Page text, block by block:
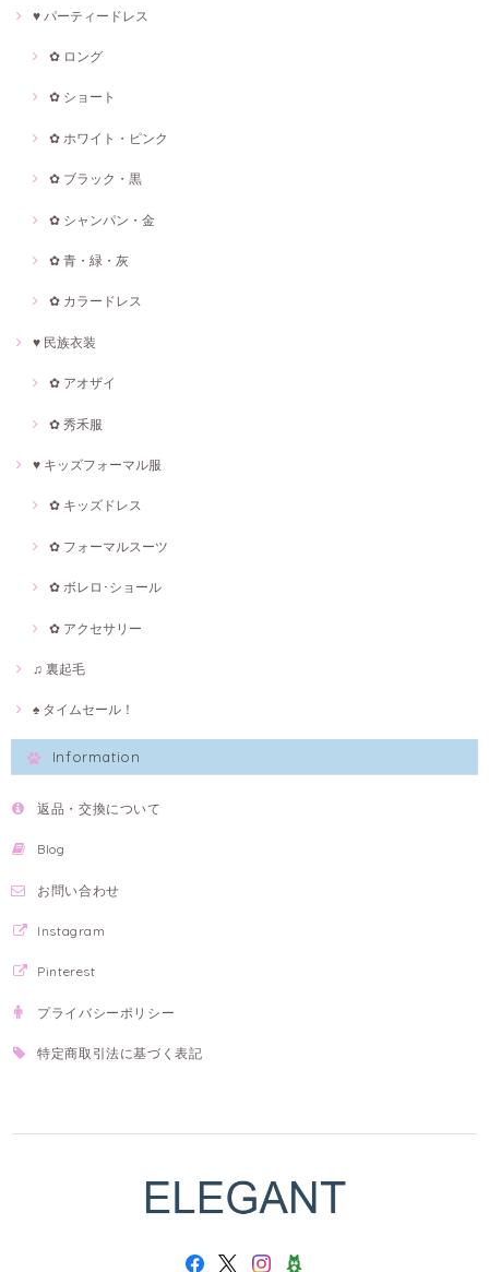
♥ パーティードレス
✿ ロング
✿ ショート
✿ ホワイト・ピンク
✿ ブラック・黒
✿ シャンパン・金
✿ 青・緑・灰
✿ カラードレス
♥ 民族衣装
✿ アオザイ
✿ 秀禾服
♥ キッズフォーマル服
✿ キッズドレス
✿ フォーマルスーツ
✿ ボレロ･ショール
✿ アクセサリー
♫ 裏起毛
♠ タイムセール！
Information
返品・交換について
Blog
お問い合わせ
Instagram
Pinterest
プライバシーポリシー
特定商取引法に基づく表記